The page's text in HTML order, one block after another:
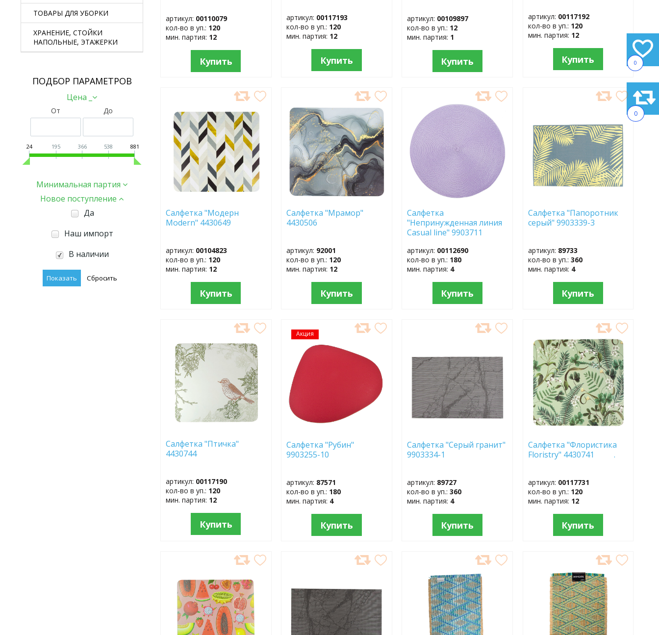
0
0
ТОВАРЫ ДЛЯ УБОРКИ
ХРАНЕНИЕ, СТОЙКИ
НАПОЛЬНЫЕ, ЭТАЖЕРКИ
ПОДБОР ПАРАМЕТРОВ
Цена _
От До
24 195 366 538 881
Минимальная партия
Новое поступление
Да
Наш импорт
В наличии
артикул: 00110079
кол-во в уп.: 120
мин. партия: 12
Купить
артикул: 00117193
кол-во в уп.: 120
мин. партия: 12
Купить
артикул: 00109897
кол-во в уп.: 12
мин. партия: 1
Купить
артикул: 00117192
кол-во в уп.: 120
мин. партия: 12
Купить
В
ИЗБРАННОЕ
Салфетка "Модерн
Modern" 4430649
артикул: 00104823
кол-во в уп.: 120
мин. партия: 12
Купить
В
ИЗБРАННОЕ
Салфетка "Мрамор"
4430506
артикул: 92001
кол-во в уп.: 120
мин. партия: 12
Купить
ИЗБРАННОЕ
Салфетка
"Непринужденная линия
Casual line" 9903711
артикул: 00112690
кол-во в уп.: 180
мин. партия: 4
Купить
Салфетка "Папоротник
серый" 9903339-3
артикул: 89733
кол-во в уп.: 360
мин. партия: 4
Купить
В
ИЗБРАННОЕ
Салфетка "Птичка"
4430744
артикул: 00117190
кол-во в уп.: 120
мин. партия: 12
Купить
Акция
ДОБАВИТЬ
В
ИЗБРАННОЕ
Салфетка "Рубин"
9903255-10
артикул: 87571
кол-во в уп.: 180
мин. партия: 4
Купить
Салфетка "Серый гранит"
9903334-1
артикул: 89727
кол-во в уп.:360
мин. партия: 4
Купить
В
ИЗБРАННОЕ
Салфетка "Флористика
Floristry" 4430741 .
артикул: 00117731
кол-во в уп.: 120
мин. партия: 12
Купить
ИЗБРАННОЕ
ИЗБРАННОЕ
ИЗБРАННОЕ